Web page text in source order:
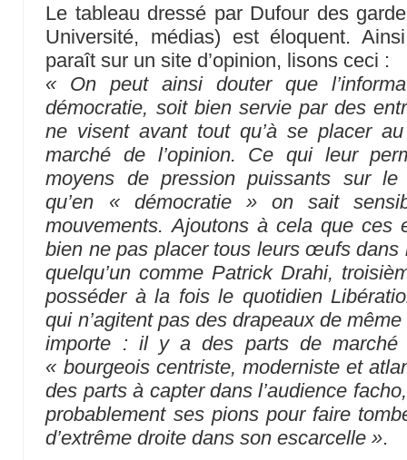
Le tableau dressé par Dufour des
Université, médias) est éloquent.
paraît sur un site d’opinion, lisons ceci :
« On peut ainsi douter que
démocratie, soit bien servie par des
ne visent avant tout qu’à se placer
marché de l’opinion. Ce qui leur
moyens de pression puissants sur le
qu’en « démocratie » on sait
mouvements. Ajoutons à cela que ces
bien ne pas placer tous leurs œufs dans
quelqu’un comme Patrick Drahi,
posséder à la fois le quotidien
qui n’agitent pas des drapeaux de
importe : il y a des parts de marché
« bourgeois centriste, moderniste et
des parts à capter dans l’audience
probablement ses pions pour faire
d’extrême droite dans son escarcelle ».